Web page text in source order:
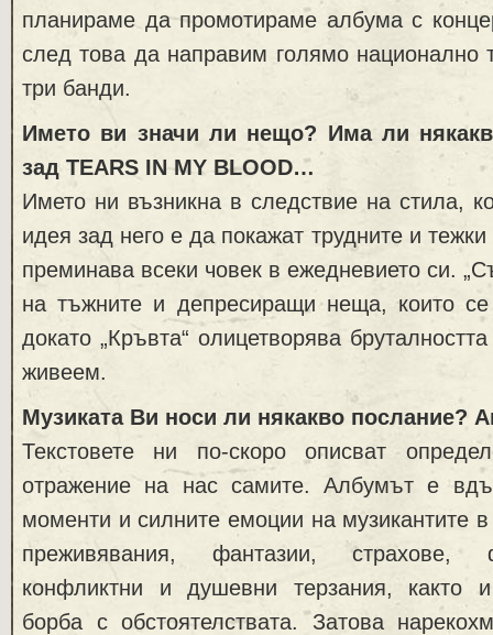
планираме да промотираме албума с
след това да направим голямо национално
три банди.
Името ви значи ли нещо? Има ли
зад TEARS IN MY BLOOD…
Името ни възникна в следствие на стила,
идея зад него е да покажат трудните и
преминава всеки човек в ежедневието си.
на тъжните и депресиращи неща, които се
докато „Кръвта“ олицетворява
живеем.
Музиката Ви носи ли някакво послание?
Текстовете ни по-скоро описват
отражение на нас самите. Албумът е
моменти и силните емоции на музикантите
преживявания, фантазии, страхове,
конфликтни и душевни терзания, както и
борба с обстоятелствата. Затова